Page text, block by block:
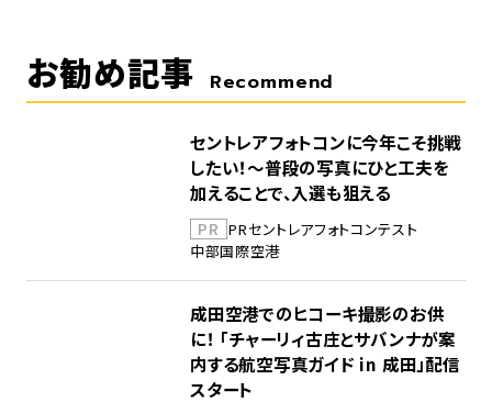
お勧め記事 Recommend
セントレアフォトコンに今年こそ挑戦
したい！～普段の写真にひと工夫を
加えることで、入選も狙える
PR PRセントレアフォトコンテスト
中部国際空港
成田空港でのヒコーキ撮影のお供
に！ 「チャーリィ古庄とサバンナが案
内する航空写真ガイド in 成田」配信
スタート